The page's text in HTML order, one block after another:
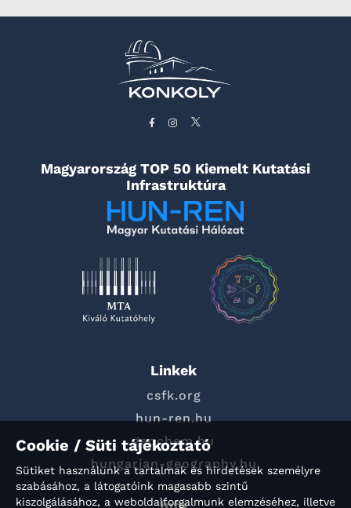
Magyarország TOP 50 Kiemelt Kutatási
Infrastruktúra
Linkek
csfk.org
hun-ren.hu
geochem.hu
hungarian-geography.hu
Cookie / Süti tájékoztató
Sütiket használunk a tartalmak és hirdetések személyre
szabásához, a látogatóink magasabb szintű
kiszolgálásához, a weboldalforgalmunk elemzéséhez, illetve